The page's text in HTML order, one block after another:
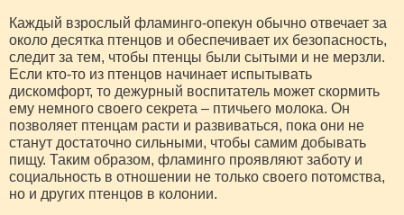
Каждый взрослый фламинго-опекун обычно отвечает за
около десятка птенцов и обеспечивает их безопасность,
следит за тем, чтобы птенцы были сытыми и не мерзли.
Если кто-то из птенцов начинает испытывать
дискомфорт, то дежурный воспитатель может скормить
ему немного своего секрета – птичьего молока. Он
позволяет птенцам расти и развиваться, пока они не
станут достаточно сильными, чтобы самим добывать
пищу. Таким образом, фламинго проявляют заботу и
социальность в отношении не только своего потомства,
но и других птенцов в колонии.